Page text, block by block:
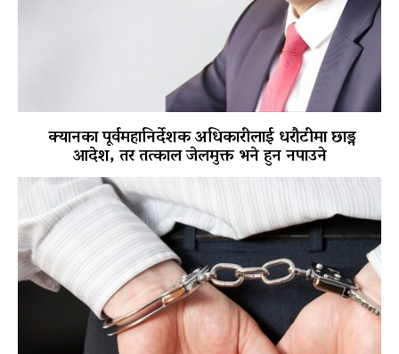
क्यानका पूर्वमहानिर्देशक अधिकारीलाई धरौटीमा छाड्न
आदेश, तर तत्काल जेलमुक्त भने हुन नपाउने
पोखरा विमानस्थल राजस्व घोटाला प्रकरण :